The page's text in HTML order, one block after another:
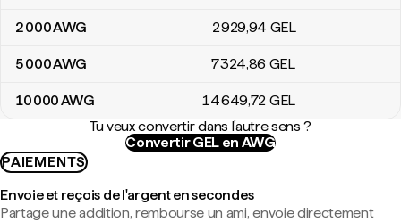
2 000AWG 2 929,94 GEL
5 000AWG 7 324,86 GEL
10 000AWG 14 649,72 GEL
Tu veux convertir dans l'autre sens ?
Convertir GEL en AWG
PAIEMENTS
Envoie et reçois de l'argent en secondes
Partage une addition, rembourse un ami, envoie directement